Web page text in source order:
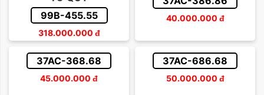
99B-455.55
318.000.000 đ
40.000.000 đ
37AC-368.68
45.000.000 đ
37AC-686.68
50.000.000 đ